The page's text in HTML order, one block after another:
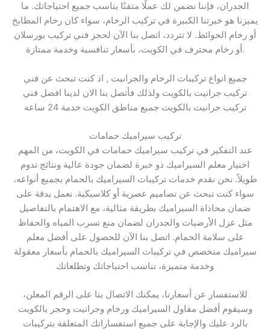
الجدران، فإننا نضمن لك عملًا متقنًا يناسب جميع احتياجاتك. ما
يميزنا هو خبرتنا الكبيرة في تركيب الرخام، سواء كان رخام المطابخ
أو رخام الحوائط. لا تتردد، اتصل بنا الآن لحجز فني تركيب بورسلان
أو رخام محترف في الكويت، بأسعار تنافسية وخدمة ممتازة.
جميع انواع تركيبات الرخام والجرانيت , اذ كنت تبحث عن فني
تركيب جرانيت بالكويت ولذلك فأتصل بنا الان لدينا افضل فني
تركيب جرانيت بالكويت جميع مناطق الكويت خدمة 24 ساعه
تركيب سيراميك حمامات
عند التفكير في تركيب سيراميك حمامات في الكويت، من المهم
اختيار معلم السيراميك ذو خبرة لضمان جودة عالية ونتائج تدوم
طويلاً. نحن نقدم خدمات تركيبات السيراميك بالحمام بجميع أنواعه،
سواء كنت تبحث عن تصاميم عصرية أو كلاسيكية. نعمل بدقة على
ضمان محاذاة السيراميك بطريقة مثالية، مع الاهتمام بالتفاصيل
مثل عزل الأرضيات والجدران لضمان منع تسرب المياه والحفاظ
على سلامة الحمام. اتصل بنا الآن للحصول على أفضل معلم
سيراميك متخصص في تركيبات السيراميك بالحمام بأسعار معقولة
وخدمة متميزة، تناسب احتياجاتك وتطلعاتك
للاستفسار عن أسعارنا، يمكنك الاتصال بنا على الرقم المعلن،
وسيقوم أفضل مقاول السيراميك ورخام وجرانيت وحجر بالكويت
بالرد عليك والإجابة على جميع استفساراتك المتعلقة بتركيبات